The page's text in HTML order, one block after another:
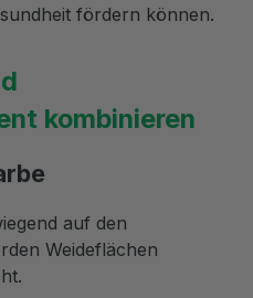
fördern können.
kombinieren
auf den
Weideflächen